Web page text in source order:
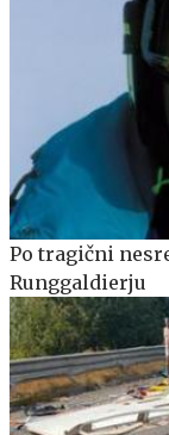
Po tragični
Runggaldierju